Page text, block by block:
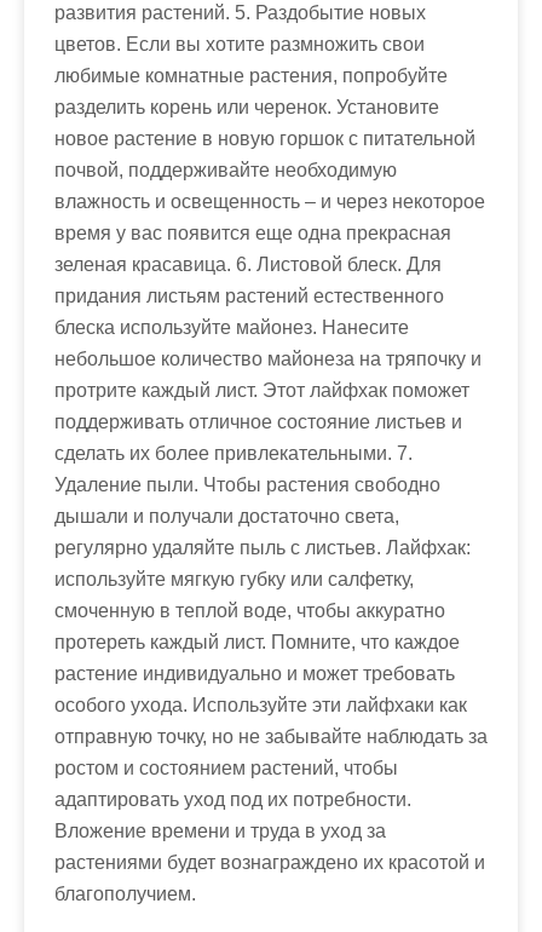
развития растений. 5. Раздобытие новых
цветов. Если вы хотите размножить свои
любимые комнатные растения, попробуйте
разделить корень или черенок. Установите
новое растение в новую горшок с питательной
почвой, поддерживайте необходимую
влажность и освещенность – и через некоторое
время у вас появится еще одна прекрасная
зеленая красавица. 6. Листовой блеск. Для
придания листьям растений естественного
блеска используйте майонез. Нанесите
небольшое количество майонеза на тряпочку и
протрите каждый лист. Этот лайфхак поможет
поддерживать отличное состояние листьев и
сделать их более привлекательными. 7.
Удаление пыли. Чтобы растения свободно
дышали и получали достаточно света,
регулярно удаляйте пыль с листьев. Лайфхак:
используйте мягкую губку или салфетку,
смоченную в теплой воде, чтобы аккуратно
протереть каждый лист. Помните, что каждое
растение индивидуально и может требовать
особого ухода. Используйте эти лайфхаки как
отправную точку, но не забывайте наблюдать за
ростом и состоянием растений, чтобы
адаптировать уход под их потребности.
Вложение времени и труда в уход за
растениями будет вознаграждено их красотой и
благополучием.